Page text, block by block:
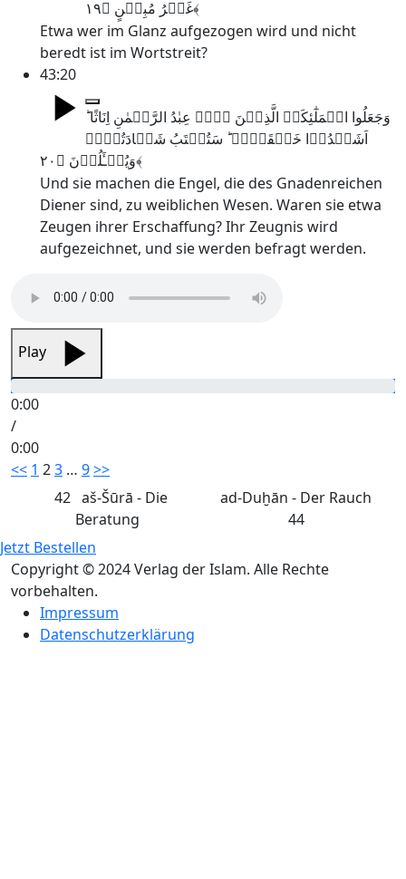
غَیۡرُ مُبِیۡنٍ ﴿۱۹﴾
Etwa wer im Glanz aufgezogen wird und nicht
beredt ist im Wortstreit?
43:20
وَجَعَلُوا الۡمَلٰٓئِکَۃَ الَّذِیۡنَ ہُمۡ عِبٰدُ الرَّحۡمٰنِ اِنَاثًا ؕ
اَشَہِدُوۡا خَلۡقَہُمۡ ؕ سَتُکۡتَبُ شَہَادَتُہُمۡ
وَیُسۡـَٔلُوۡنَ ﴿۲۰﴾
Und sie machen die Engel, die des Gnadenreichen
Diener sind, zu weiblichen Wesen. Waren sie etwa
Zeugen ihrer Erschaffung? Ihr Zeugnis wird
aufgezeichnet, und sie werden befragt werden.
Play
0:00
/
0:00
Seitennummerierung
Beiträge
<< 1 23 … 9>>
42 aš-Šūrā - Die
Beratung
ad-Duḫān - Der Rauch
44
Jetzt Bestellen
Copyright © 2024 Verlag der Islam. Alle Rechte
vorbehalten.
Impressum
Datenschutzerklärung